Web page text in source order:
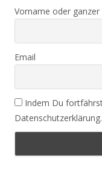
Vorname oder ganzer
Email
Indem Du
Datenschutzerklärung.